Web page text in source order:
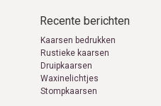
Recente berichten
Kaarsen bedrukken
Rustieke kaarsen
Druipkaarsen
Waxinelichtjes
Stompkaarsen